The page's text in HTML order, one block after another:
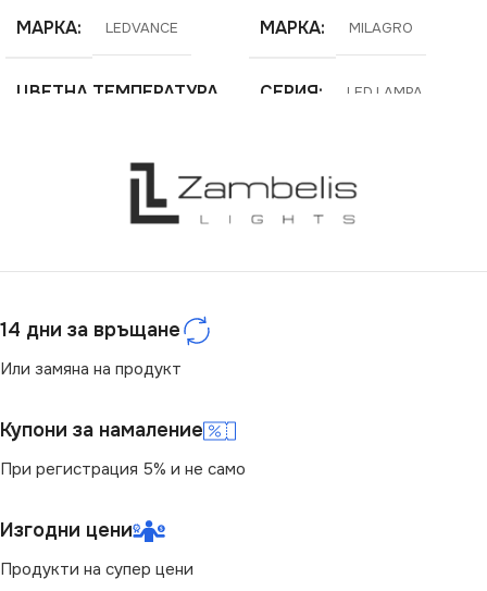
МАРКА LEDVANCE
ЦВЕТНА ТЕМПЕРАТУРА
СВЕТЛИНЕН ПОТОК
470
МАРКА MILAGRO
СЕРИЯ LED LAMPA
НАПРЕЖЕНИЕ (V)
220V
14 дни за връщане
Или замяна на продукт
Купони за намаление
При регистрация 5% и не само
Изгодни цени
Продукти на супер цени